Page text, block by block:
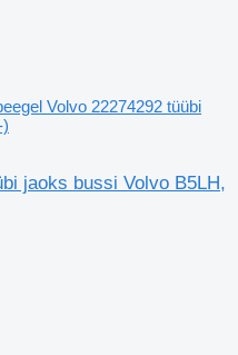
Volvo 22274292 tüübi
jaoks bussi Volvo B5LH,